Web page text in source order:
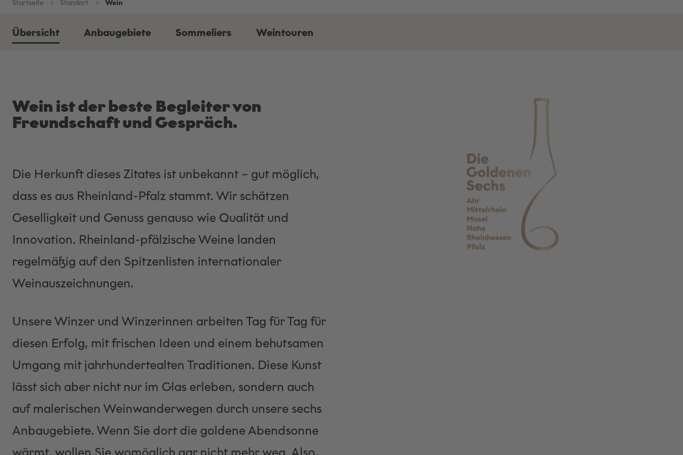
Startseite Standort Wein
Übersicht Anbaugebiete Sommeliers Weintouren
Wein ist der beste Begleiter von
Freundschaft und Gespräch.
Die Herkunft dieses Zitates ist unbekannt – gut möglich,
dass es aus Rheinland-Pfalz stammt. Wir schätzen
Geselligkeit und Genuss genauso wie Qualität und
Innovation. Rheinland-pfälzische Weine landen
regelmäßig auf den Spitzenlisten internationaler
Weinauszeichnungen.
Unsere Winzer und Winzerinnen arbeiten Tag für Tag für
diesen Erfolg, mit frischen Ideen und einem behutsamen
Umgang mit jahrhundertealten Traditionen. Diese Kunst
lässt sich aber nicht nur im Glas erleben, sondern auch
auf malerischen Weinwanderwegen durch unsere sechs
Anbaugebiete. Wenn Sie dort die goldene Abendsonne